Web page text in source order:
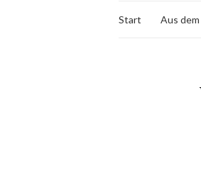
Start Aus